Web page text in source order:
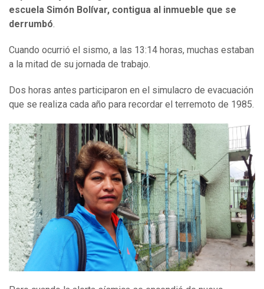
escuela Simón Bolívar, contigua al inmueble que se
derrumbó.
Cuando ocurrió el sismo, a las 13:14 horas, muchas estaban
a la mitad de su jornada de trabajo.
Dos horas antes participaron en el simulacro de evacuación
que se realiza cada año para recordar el terremoto de 1985.